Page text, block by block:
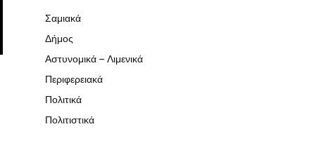
Σαμιακά
Δήμος
Αστυνομικά – Λιμενικά
Περιφερειακά
Πολιτικά
Πολιτιστικά